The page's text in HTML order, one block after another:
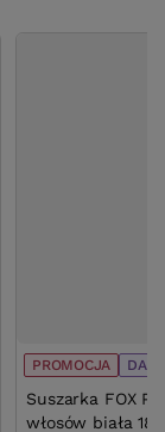
PROMOCJA
Suszarka FOX
włosów biała